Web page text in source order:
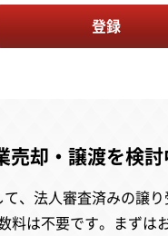
登録
売却・譲渡を検討
、 法人審査済みの譲り
料は不要です。
まずは